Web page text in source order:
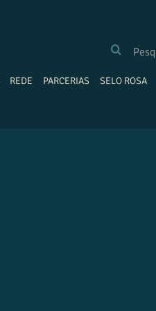
RESULTADOS
REDE PARCERIAS SELO ROSA